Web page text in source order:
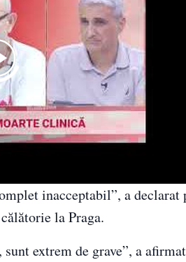
inacceptabil”, a
la Praga.
sunt extrem de grave”, a